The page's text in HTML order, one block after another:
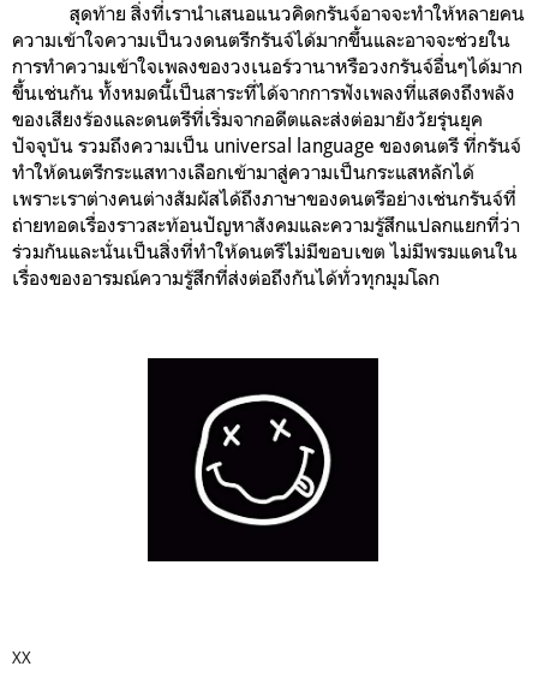
สุดท้าย สิ่งที่เรานำเสนอแนวคิดกรันจ์อาจจะทำให้หลายคน
ความเข้าใจความเป็นวงดนตรีกรันจ์ได้มากขึ้นและอาจจะช่วยใน
การทำความเข้าใจเพลงของวงเนอร์วานาหรือวงกรันจ์อื่นๆได้มาก
ขึ้นเช่นกัน ทั้งหมดนี้เป็นสาระที่ได้จากการฟังเพลงที่แสดงถึงพลัง
ของเสียงร้องและดนตรีที่เริ่มจากอดีตและส่งต่อมายังวัยรุ่นยุค
ปัจจุบัน รวมถึงความเป็น universal language ของดนตรี ที่กรันจ์
ทำให้ดนตรีกระแสทางเลือกเข้ามาสู่ความเป็นกระแสหลักได้
เพราะเราต่างคนต่างสัมผัสได้ถึงภาษาของดนตรีอย่างเช่นกรันจ์ที่
ถ่ายทอดเรื่องราวสะท้อนปัญหาสังคมและความรู้สึกแปลกแยกที่ว่า
ร่วมกันและนั่นเป็นสิ่งที่ทำให้ดนตรีไม่มีขอบเขต ไม่มีพรมแดนใน
เรื่องของอารมณ์ความรู้สึกที่ส่งต่อถึงกันได้ทั่วทุกมุมโลก
XX